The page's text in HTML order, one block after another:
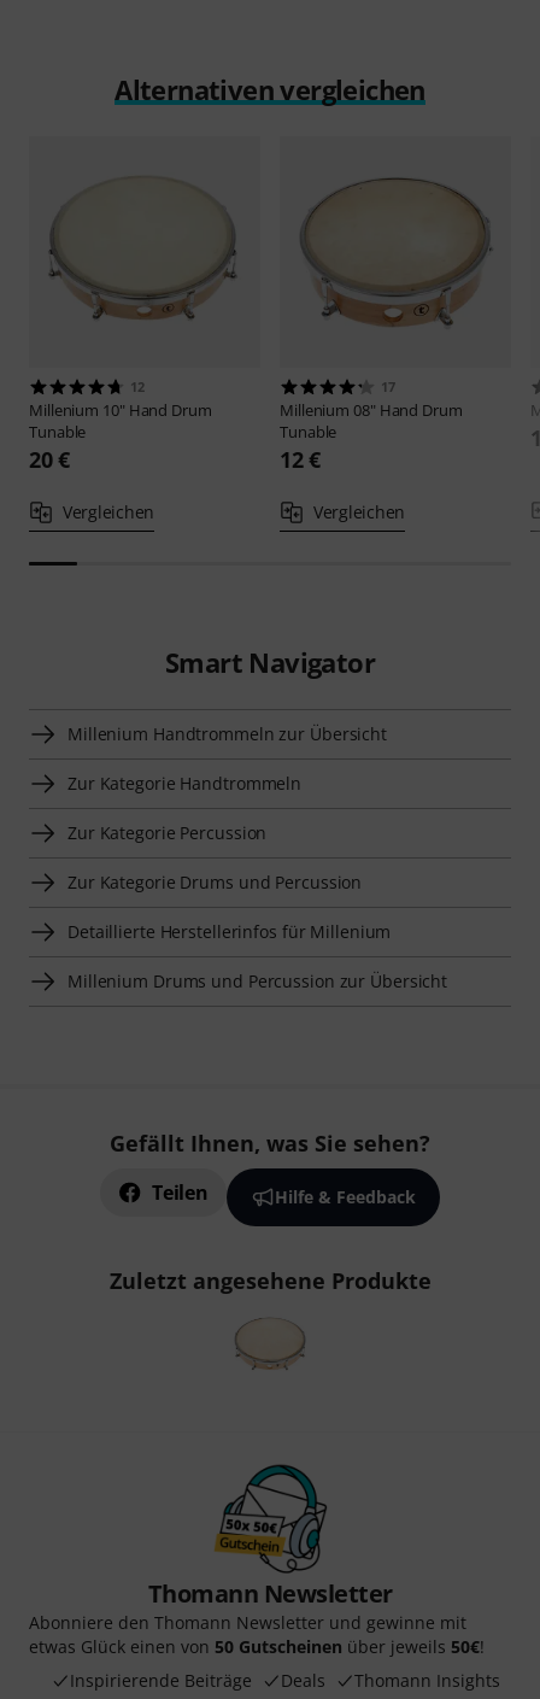
Alternativen vergleichen
12
Millenium 10" Hand Drum
Tunable
20 €
Vergleichen
17
Millenium 08" Hand Drum
Tunable
12 €
Vergleichen
Smart Navigator
Millenium Handtrommeln zur Übersicht
Zur Kategorie Handtrommeln
Zur Kategorie Percussion
Zur Kategorie Drums und Percussion
Detaillierte Herstellerinfos für Millenium
Millenium Drums und Percussion zur Übersicht
Gefällt Ihnen, was Sie sehen?
Teilen Hilfe & Feedback
Zuletzt angesehene Produkte
Thomann Newsletter
Abonniere den Thomann Newsletter und gewinne mit
etwas Glück einen von 50 Gutscheinen über jeweils 50€!
Inspirierende Beiträge
Deals Thomann Insights